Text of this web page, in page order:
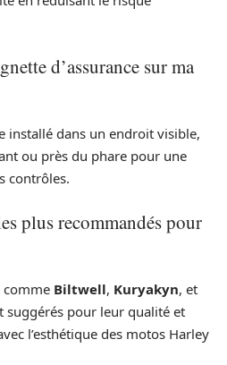
d’assurance sur ma
installé dans un endroit visible,
ou près du phare pour une
contrôles.
plus recommandés pour
comme Biltwell, Kuryakyn, et
suggérés pour leur qualité et
l’esthétique des motos Harley